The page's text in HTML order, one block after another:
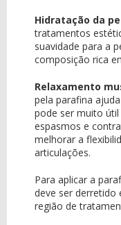
Hidratação da
tratamentos
suavidade para a
composição rica
Relaxamento
pela parafina
pode ser muito
espasmos e
melhorar a
articulações.
Para aplicar a
deve ser derretido
região de